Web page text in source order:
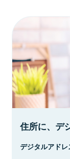
住所に、デ
デジタルアドレ